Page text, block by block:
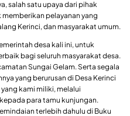
salah satu upaya dari pihak
memberikan pelayanan yang
Kerinci, dan masyarakat umum.
desa kali ini, untuk
bagi seluruh masyarakat desa.
Sungai Gelam. Serta segala
yang berurusan di Desa Kerinci
kami miliki, melalui
para tamu kunjungan.
terlebih dahulu di Buku